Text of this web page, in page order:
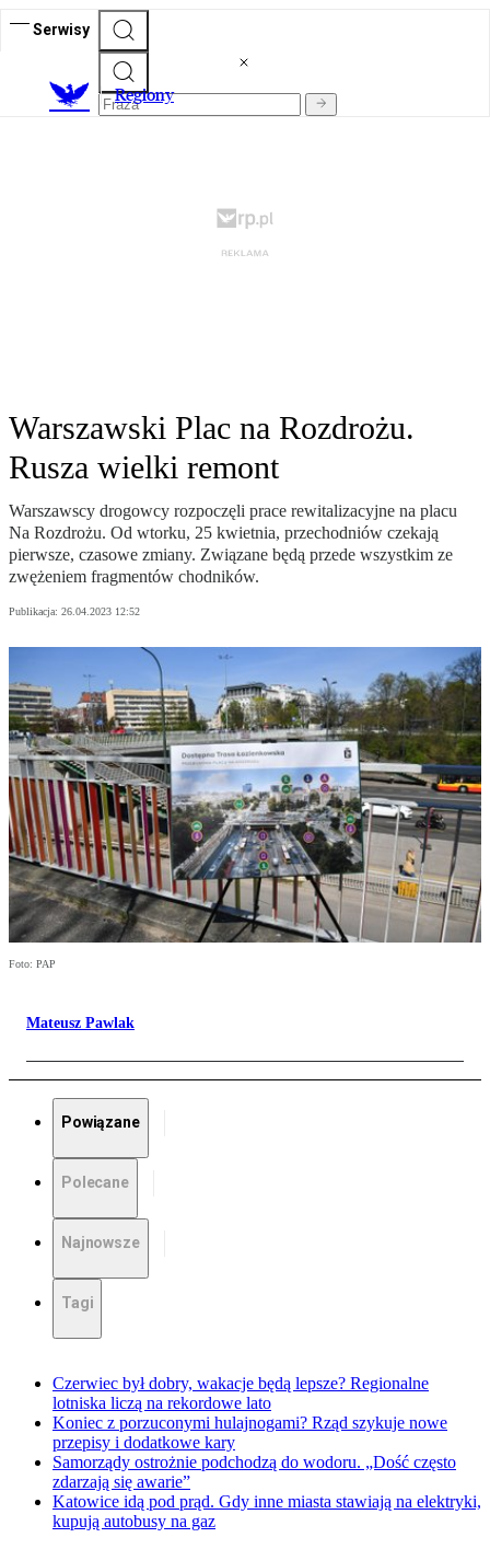
Serwisy
Regiony
Warszawski Plac na Rozdrożu.
Rusza wielki remont
Warszawscy drogowcy rozpoczęli prace rewitalizacyjne na placu
Na Rozdrożu. Od wtorku, 25 kwietnia, przechodniów czekają
pierwsze, czasowe zmiany. Związane będą przede wszystkim ze
zwężeniem fragmentów chodników.
Publikacja: 26.04.2023 12:52
Foto: PAP
Mateusz Pawlak
Powiązane
Polecane
Najnowsze
Tagi
Czerwiec był dobry, wakacje będą lepsze? Regionalne
lotniska liczą na rekordowe lato
Koniec z porzuconymi hulajnogami? Rząd szykuje nowe
przepisy i dodatkowe kary
Samorządy ostrożnie podchodzą do wodoru. „Dość często
zdarzają się awarie”
Katowice idą pod prąd. Gdy inne miasta stawiają na elektryki,
kupują autobusy na gaz